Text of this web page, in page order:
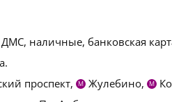
ДМС, наличные, банковская
проспект, М Жулебино, М